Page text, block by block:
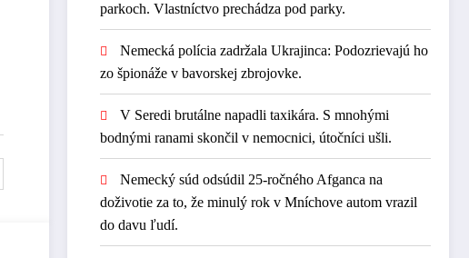
parkoch. Vlastníctvo prechádza pod parky.
Nemecká polícia zadržala Ukrajinca: Podozrievajú ho
zo špionáže v bavorskej zbrojovke.
V Seredi brutálne napadli taxikára. S mnohými
bodnými ranami skončil v nemocnici, útočníci ušli.
Nemecký súd odsúdil 25-ročného Afganca na
doživotie za to, že minulý rok v Mníchove autom vrazil
do davu ľudí.